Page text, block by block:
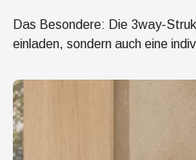
Das Besondere: Die 3way-
einladen, sondern auch eine